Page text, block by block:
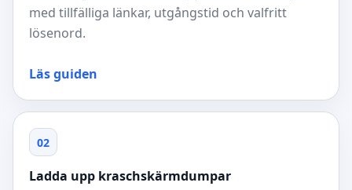
med tillfälliga länkar, utgångstid och valfritt
lösenord.
Läs guiden
02
Ladda upp kraschskärmdumpar